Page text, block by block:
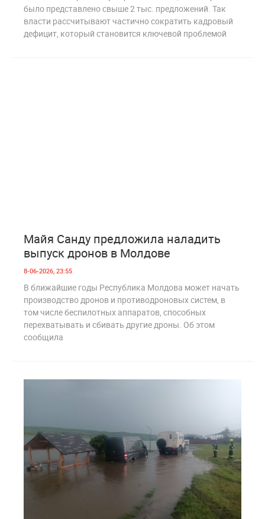
было представлено свыше 2 тыс. предложений. Так
власти рассчитывают частично сократить кадровый
дефицит, который становится ключевой проблемой
Майя Санду предложила наладить
выпуск дронов в Молдове
8-06-2026, 23:55
В ближайшие годы Республика Молдова может начать
производство дронов и противодроновых систем, в
том числе беспилотных аппаратов, способных
перехватывать и сбивать другие дроны. Об этом
сообщила